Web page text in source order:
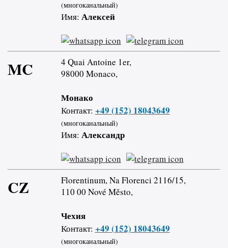
(многоканальный)
Имя: Алексей
MC
4 Quai Antoine 1er,
98000 Monaco,
Монако
Контакт: +49 (152) 18043649
(многоканальный)
Имя: Александр
CZ
Florentinum, Na Florenci 2116/15,
110 00 Nové Město,
Чехия
Контакт: +49 (152) 18043649
(многоканальный)